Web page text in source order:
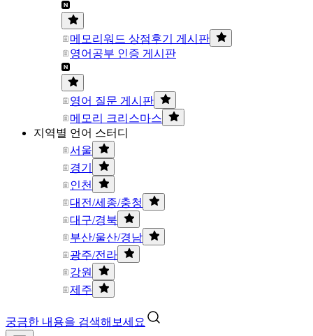
메모리워드 상점후기 게시판
영어공부 인증 게시판
영어 질문 게시판
메모리 크리스마스
지역별 언어 스터디
서울
경기
인천
대전/세종/충청
대구/경북
부산/울산/경남
광주/전라
강원
제주
궁금한 내용을 검색해보세요